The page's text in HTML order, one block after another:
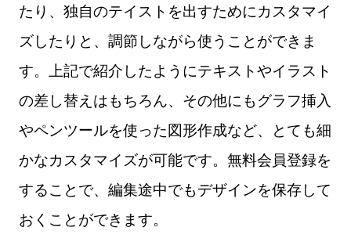
たり、独自のテイストを出すためにカスタマイ
ズしたりと、調節しながら使うことができま
す。上記で紹介したようにテキストやイラスト
の差し替えはもちろん、その他にもグラフ挿入
やペンツールを使った図形作成など、とても細
かなカスタマイズが可能です。無料会員登録を
することで、編集途中でもデザインを保存して
おくことができます。